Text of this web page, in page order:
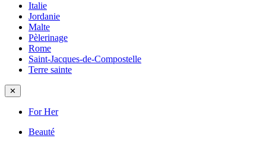
Italie
Jordanie
Malte
Pèlerinage
Rome
Saint-Jacques-de-Compostelle
Terre sainte
✕
For Her
Beauté